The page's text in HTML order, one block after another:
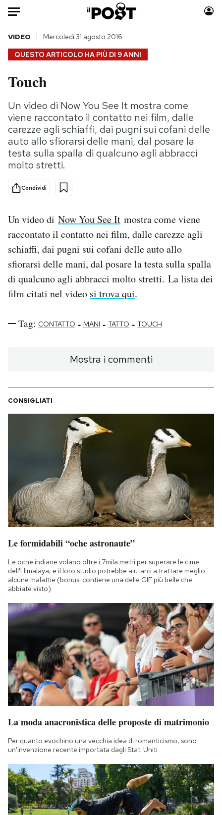
Auto
HOME
Italia
Politica
Tecnologia
Internet
Scienza
Cultura
Economia
Sport
Consumismi
Storie/Idee
Ok Boomer!
Media
NEWSLETTER
AREA PERSONALE
Area Personale
Newsletter
Notifiche mobile
Regala il Post
Hai bisogno di aiuto?
Esci
QUESTO ARTICOLO HA PIÙ DI 9 ANNI
VIDEO Mercoledì 31 agosto 2016
Touch
Un video di Now You See It mostra come
viene raccontato il contatto nei film, dalle
carezze agli schiaffi, dai pugni sui cofani delle
auto allo sfiorarsi delle mani, dal posare la
testa sulla spalla di qualcuno agli abbracci
molto stretti.
Condividi
Un video di Now You See It mostra come viene
raccontato il contatto nei film, dalle carezze agli
schiaffi, dai pugni sui cofani delle auto allo
sfiorarsi delle mani, dal posare la testa sulla spalla
di qualcuno agli abbracci molto stretti. La lista dei
film citati nel video si trova qui.
Tag: CONTATTO - MANI - TATTO - TOUCH
Mostra i commenti
CONSIGLIATI
Le formidabili “oche astronaute”
Le oche indiane volano oltre i 7mila metri per superare le cime
dell'Himalaya, e il loro studio potrebbe aiutarci a trattare meglio
alcune malattie (bonus: contiene una delle GIF più belle che
abbiate visto)
La moda anacronistica delle proposte di matrimonio
Per quanto evochino una vecchia idea di romanticismo, sono
un'invenzione recente importata dagli Stati Uniti